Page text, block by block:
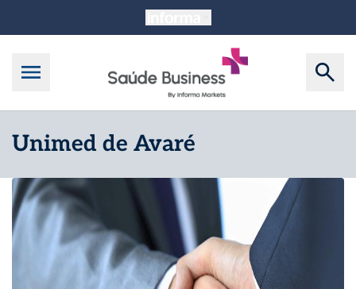
Unimed de Avaré